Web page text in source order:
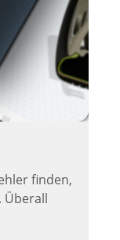
finden,
Überall